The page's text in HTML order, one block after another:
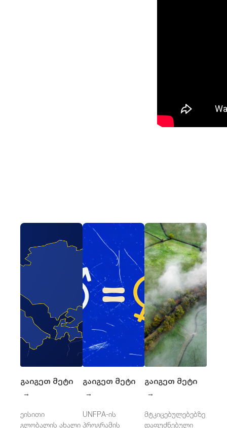
გაიგეთ მეტი
→
ეისითი
გლობალის ახალი
გაიგეთ მეტი
→
UNFPA-ის
პროგრამის
გაიგეთ მეტი
→
მტკიცებულებებზე
დაფუძნებული